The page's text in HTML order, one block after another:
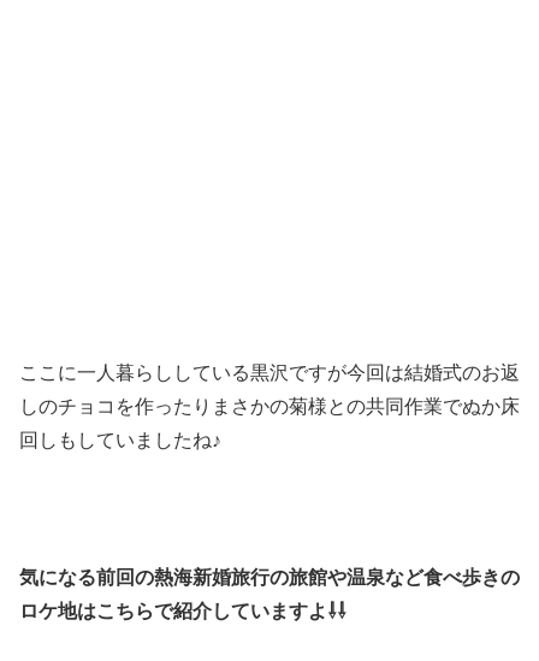
ここに一人暮らししている黒沢ですが今回は結婚式のお返
しのチョコを作ったりまさかの菊様との共同作業でぬか床
回しもしていましたね♪
気になる前回の熱海新婚旅行の旅館や温泉など食べ歩きの
ロケ地はこちらで紹介していますよ⇩⇩